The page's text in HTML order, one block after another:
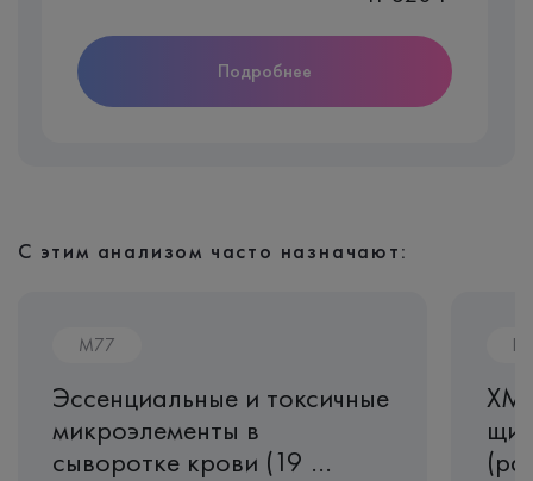
Подробнее
С этим анализом часто назначают:
M77
Эссенциальные и токсичные
микроэлементы в
сыворотке крови (19 ...